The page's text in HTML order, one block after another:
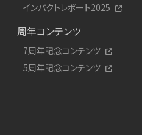
インパクトレポート2025
周年コンテンツ
7周年記念コンテンツ
5周年記念コンテンツ